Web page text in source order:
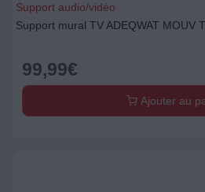
Support audio/vidéo
Support mural TV ADEQWAT MOUV
99,99€
Ajouter au